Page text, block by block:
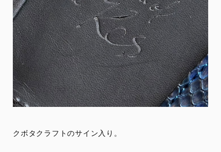
クボタクラフトのサイン入り。